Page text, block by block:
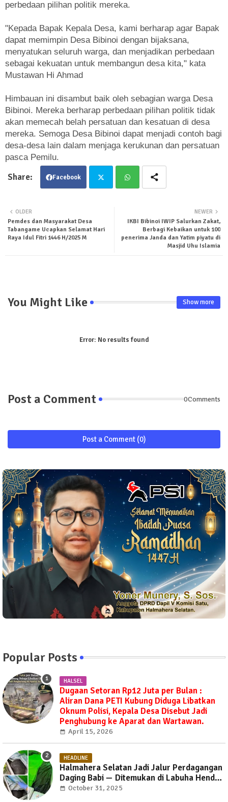
perbedaan pilihan politik mereka.
"Kepada Bapak Kepala Desa, kami berharap agar Bapak
dapat memimpin Desa Bibinoi dengan bijaksana,
menyatukan seluruh warga, dan menjadikan perbedaan
sebagai kekuatan untuk membangun desa kita," kata
Mustawan Hi Ahmad
Himbauan ini disambut baik oleh sebagian warga Desa
Bibinoi. Mereka berharap perbedaan pilihan politik tidak
akan memecah belah persatuan dan kesatuan di desa
mereka. Semoga Desa Bibinoi dapat menjadi contoh bagi
desa-desa lain dalam menjaga kerukunan dan persatuan
pasca Pemilu.
Facebook
tsa
NEWER
IKBI Bibinoi IWIP Salurkan Zakat,
Berbagi Kebaikan untuk 100
penerima Janda dan Yatim piyatu di
Masjid Uhu Islamia
OLDER
Pemdes dan Masyarakat Desa
Tabangame Ucapkan Selamat Hari
Raya Idul Fitri 1446 H/2025 M
You Might Like Show more
Error: No results found
Post a Comment 0Comments
Post a Comment (0)
Popular Posts
HALSEL
Dugaan Setoran Rp12 Juta per Bulan :
Aliran Dana PETI Kubung Diduga Libatkan
Oknum Polisi, Kepala Desa Disebut Jadi
Penghubung ke Aparat dan Wartawan.
April 15, 2026
HEADLINE
Halmahera Selatan Jadi Jalur Perdagangan
Daging Babi — Ditemukan di Labuha Hendak
Dibawa ke Weda, Warga Mayoritas Marah,
October 31, 2025